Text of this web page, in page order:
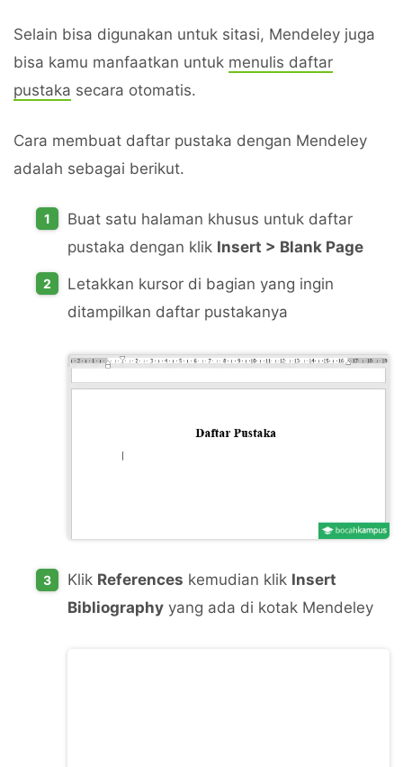
Selain bisa digunakan untuk sitasi, Mendeley juga
bisa kamu manfaatkan untuk menulis daftar
pustaka secara otomatis.
Cara membuat daftar pustaka dengan Mendeley
adalah sebagai berikut.
Buat satu halaman khusus untuk daftar
pustaka dengan klik Insert > Blank Page
Letakkan kursor di bagian yang ingin
ditampilkan daftar pustakanya
Klik References kemudian klik Insert
Bibliography yang ada di kotak Mendeley